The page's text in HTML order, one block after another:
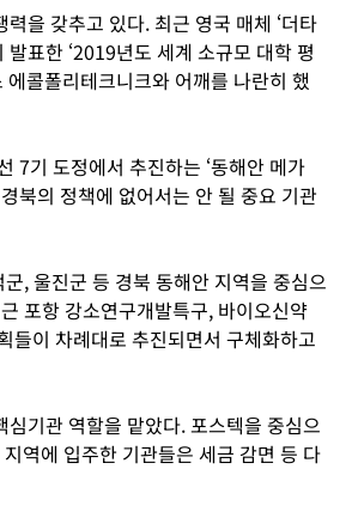
을 갖추고 있다. 최근 영국 매체 ‘더타
표한 ‘2019년도 세계 소규모 대학 평
콜폴리테크니크와 어깨를 나란히 했
7기 도정에서 추진하는 ‘동해안 메가
북의 정책에 없어서는 안 될 중요 기관
, 울진군 등 경북 동해안 지역을 중심으
포항 강소연구개발특구, 바이오신약
들이 차례대로 추진되면서 구체화하고
기관 역할을 맡았다. 포스텍을 중심으
역에 입주한 기관들은 세금 감면 등 다